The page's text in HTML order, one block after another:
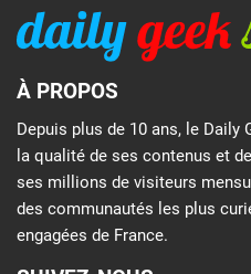
À PROPOS
Depuis plus de 10 ans, le Daily
la qualité de ses contenus et
ses millions de visiteurs
des communautés les plus
engagées de France.